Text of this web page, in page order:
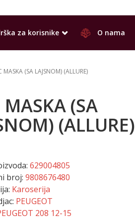
za korisnike O nama
MASKA (SA LAJSNOM) (ALLURE)
MASKA (SA
(ALLURE)
629004805
broj: 9808676480
Karoserija
PEUGEOT
208 12-15